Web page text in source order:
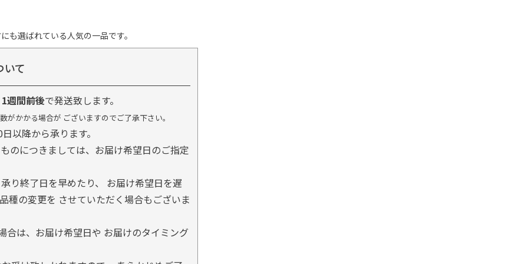
も選ばれている人気の一品です。
いて
1週間前後で発送致します。
かかる場合が ございますのでご了承下さい。
以降から承ります。
のにつきましては、お届け希望日のご指定
り終了日を早めたり、 お届け希望日を遅
種の変更を させていただく場合もございま
合は、お届け希望日や お届けのタイミング